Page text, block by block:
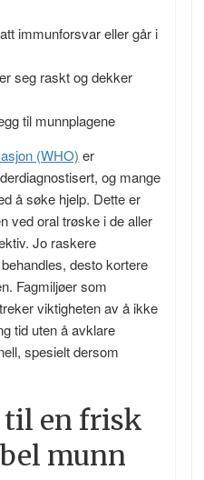
immunforsvar eller går i
seg raskt og dekker
til munnplagene
(WHO) er
og mange
å søke hjelp. Dette er
ved oral trøske i de aller
Jo raskere
desto kortere
Fagmiljøer som
viktigheten av å ikke
tid uten å avklare
spesielt dersom
til en frisk
munn